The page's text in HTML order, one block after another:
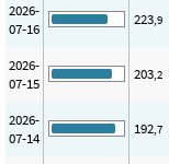
2026-
07-16
223,9
2026-
07-15
203,2
2026-
07-14
192,7